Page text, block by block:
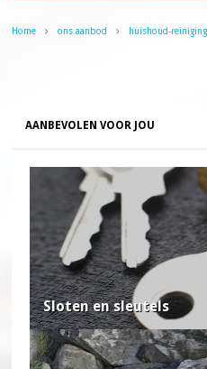
Home ons aanbod huishoud-reiniging
AANBEVOLEN VOOR JOU
Sloten en sleutels